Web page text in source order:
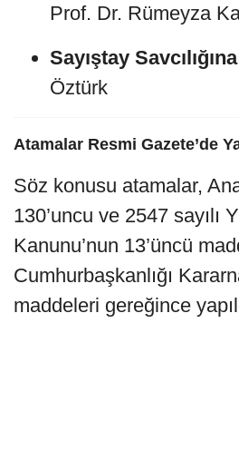
Prof. Dr. Rümeyza
Sayıştay Savcılığına
Öztürk
Atamalar Resmi Gazete’de
Söz konusu atamalar,
130’uncu ve 2547 sayılı
Kanunu’nun 13’üncü
Cumhurbaşkanlığı
maddeleri gereğince